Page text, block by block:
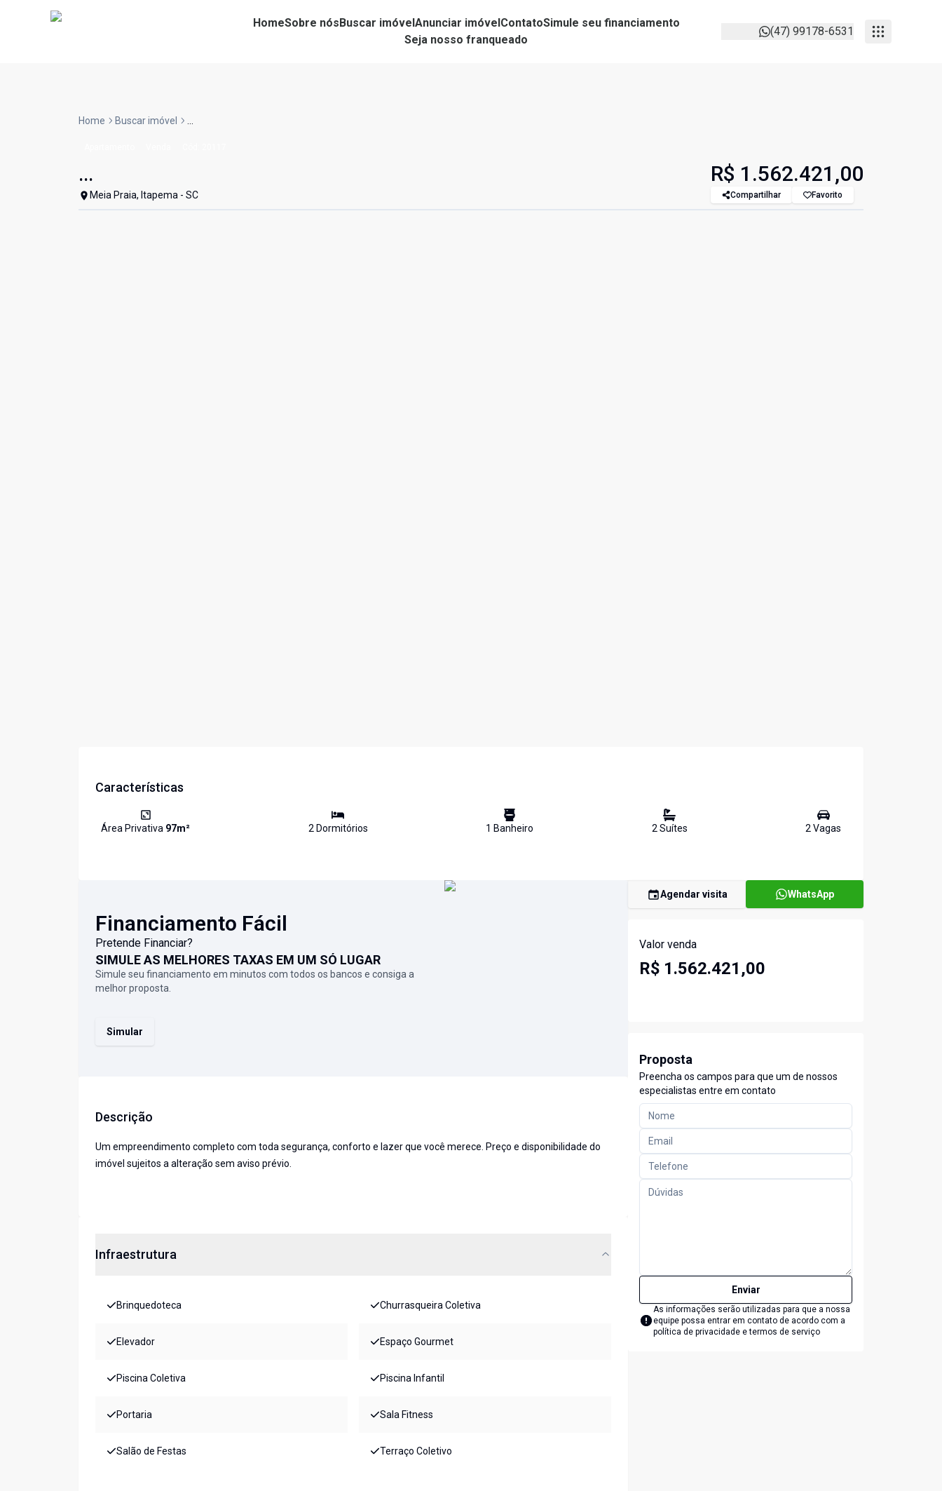
HomeSobre nósBuscar imóvelAnunciar imóvelContatoSimule seu financiamento
Seja nosso franqueado
(47) 99178-6531
Home Buscar imóvel ...
...
Meia Praia, Itapema - SC
R$ 1.562.421,00
Compartilhar Favorito
Características
Área Privativa 97m² 2Dormitórios 1 Banheiro 2Suítes 2Vagas
Financiamento Fácil
Pretende Financiar?
SIMULE AS MELHORES TAXAS EM UM SÓ LUGAR
Simule seu financiamento em minutos com todos os bancos e consiga a
melhor proposta.
Simular
Descrição
Um empreendimento completo com toda segurança, conforto e lazer que você merece. Preço e disponibilidade do
imóvel sujeitos a alteração sem aviso prévio.
Infraestrutura
Brinquedoteca Churrasqueira Coletiva
Elevador Espaço Gourmet
Piscina Coletiva Piscina Infantil
Portaria Sala Fitness
Salão de Festas Terraço Coletivo
Agendar visita WhatsApp
Valor venda
R$ 1.562.421,00
Proposta
Preencha os campos para que um de nossos
especialistas entre em contato
Enviar
As informações serão utilizadas para que a nossa
equipe possa entrar em contato de acordo com a
política de privacidade e termos de serviço